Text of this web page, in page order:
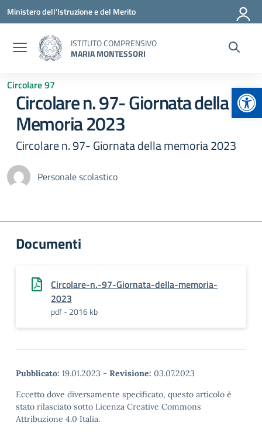
Vai ai contenuti
Vai al menu di navigazione
Vai al footer
Ministero dell'Istruzione e del Merito
ISTITUTO COMPRENSIVO
MARIA MONTESSORI
Circolare 97
Circolare n. 97- Giornata della
Memoria 2023
Circolare n. 97- Giornata della memoria 2023
Personale scolastico
Documenti
Circolare-n.-97-Giornata-della-memoria-
2023
pdf - 2016 kb
Pubblicato: 19.01.2023 - Revisione: 03.07.2023
Eccetto dove diversamente specificato, questo articolo è
stato rilasciato sotto Licenza Creative Commons
Attribuzione 4.0 Italia.